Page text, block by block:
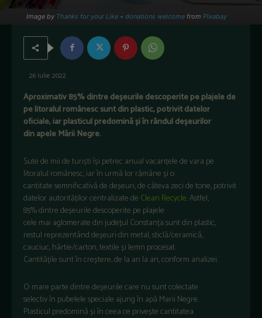
Image by Thanks for your Like • donations welcome from Pixabay
26 iulie 2022
Aproximativ 85%dintredeșeuriledescoperite pe plajele de
pe litoralulromânescsuntdinplastic, potrivit datelor
oficiale, iar plasticulpredominășiînrânduldeșeurilor
dinapele Mării Negre.
Sutede miideturiștiîși petrec anualvacanțeledevara pe
litoralul românesc, iarîn urmă lor rămâneșio
cantitatesemnificativădedeșeuri, decâtevazeci detone, potrivit
datelor autoritățilorcentralizate de Clean Recycle. Astfel,
85%dintredeșeuriledescoperite pe plajele
cele mai aglomeratedinjudețul Constanțasuntdin plastic,
restul reprezentânddeșeuri din metal,sticlă/ceramică,
cauciuc,hârtie/carton, textileși lemn procesat.
Cantitățilesuntîncreștere, de la an la an, conform analizei.
O mare partedintredeșeurilecare nusuntcolectate
selectivîn pubelele speciale ajungîn apă Marii Negre.
Plasticul predominășiînceea ce priveștecantitatea